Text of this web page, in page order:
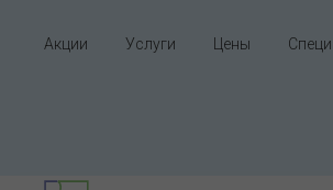
Акции Услуги Цены